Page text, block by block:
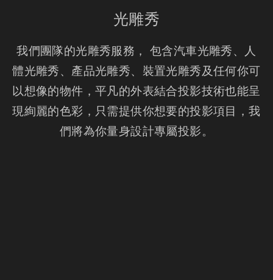
光雕秀
我們團隊的光雕秀服務， 包含汽車光雕秀、人
體光雕秀、產品光雕秀、裝置光雕秀及任何你可
以想像的物件，平凡的外表結合投影技術也能呈
現絢麗的色彩，只需提供你想要的投影項目，我
們將為你量身設計專屬投影。